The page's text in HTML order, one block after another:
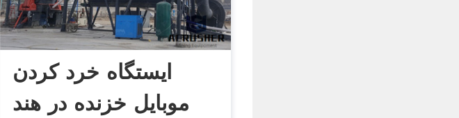
ایستگاه خرد کردن
موبایل خزنده در هند